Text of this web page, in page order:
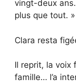
vingt-deux ans.
plus que tout. »
Clara resta
Il reprit, la voix
famille… l’a